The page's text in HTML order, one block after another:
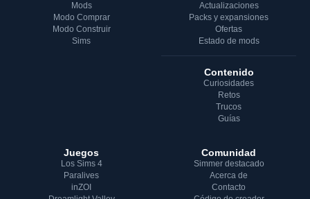
Mods
Modo Comprar
Modo Construir
Sims
Actualizaciones
Packs y expansiones
Ofertas
Estado de mods
Contenido
Curiosidades
Retos
Trucos
Guías
Juegos
Los Sims 4
Paralives
inZOI
Comunidad
Simmer destacado
Acerca de
Contacto